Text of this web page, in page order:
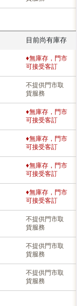
目前尚有庫存
♦無庫存，門市
可接受客訂
不提供門市取
貨服務
♦無庫存，門市
可接受客訂
♦無庫存，門市
可接受客訂
♦無庫存，門市
可接受客訂
♦無庫存，門市
可接受客訂
不提供門市取
貨服務
不提供門市取
貨服務
不提供門市取
貨服務